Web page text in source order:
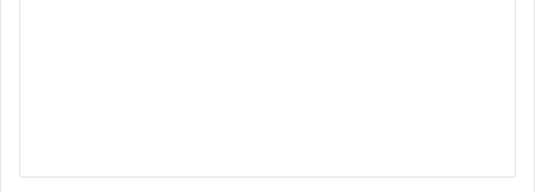
a